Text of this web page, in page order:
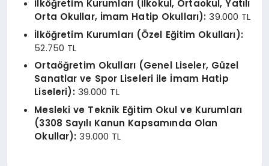
İlköğretim Kurumları (İlkokul, Ortaokul, Yatılı
Orta Okullar, İmam Hatip Okulları): 39.000 TL
İlköğretim Kurumları (Özel Eğitim Okulları):
52.750 TL
Ortaöğretim Okulları (Genel Liseler, Güzel
Sanatlar ve Spor Liseleri ile İmam Hatip
Liseleri): 39.000 TL
Mesleki ve Teknik Eğitim Okul ve Kurumları
(3308 Sayılı Kanun Kapsamında Olan
Okullar): 39.000 TL